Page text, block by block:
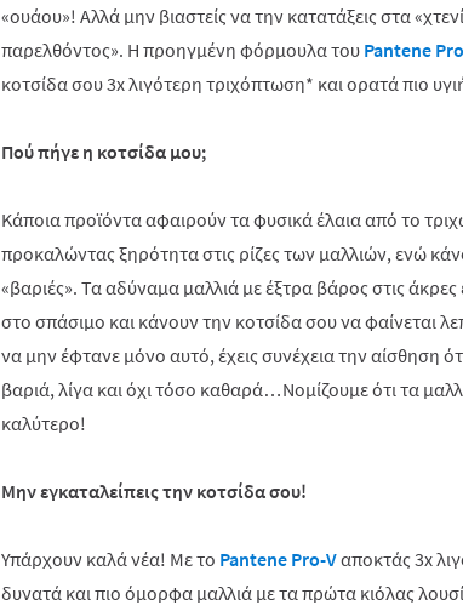
«ουάου»! Αλλά μην βιαστείς να την κατατάξεις στα
παρελθόντος». Η προηγμένη φόρμουλα του Pantene
κοτσίδα σου 3x λιγότερη τριχόπτωση* και ορατά πιο
Πού πήγε η κοτσίδα μου;
Κάποια προϊόντα αφαιρούν τα φυσικά έλαια από το
προκαλώντας ξηρότητα στις ρίζες των μαλλιών, ενώ
«βαριές». Τα αδύναμα μαλλιά με έξτρα βάρος στις άκρες
στο σπάσιμο και κάνουν την κοτσίδα σου να φαίνεται
να μην έφτανε μόνο αυτό, έχεις συνέχεια την αίσθηση
βαριά, λίγα και όχι τόσο καθαρά…Νομίζουμε ότι τα
καλύτερο!
Μην εγκαταλείπεις την κοτσίδα σου!
Υπάρχουν καλά νέα! Με το Pantene Pro-Vαποκτάς 3x
δυνατά και πιο όμορφα μαλλιά με τα πρώτα κιόλας